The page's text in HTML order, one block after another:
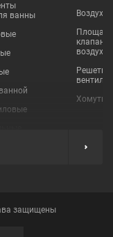
ванны
клапаны
Решетки
Хомуты
защищены